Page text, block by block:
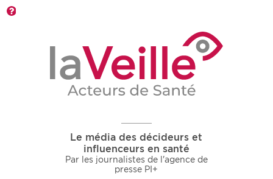
Le média des décideurs et
influenceurs en santé
Par les journalistes de l'agence de
presse PI+